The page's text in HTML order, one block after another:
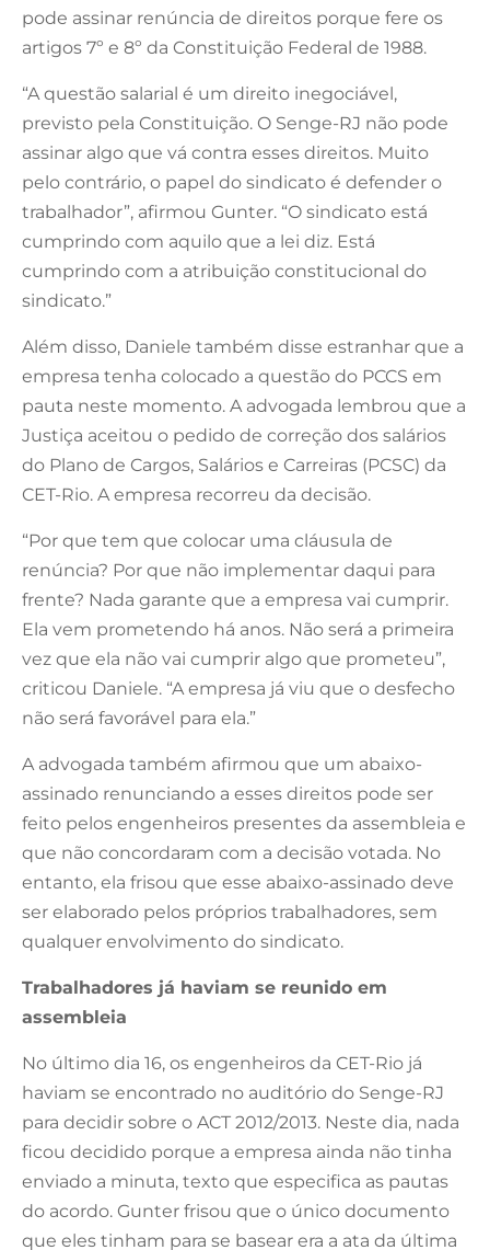
pode assinar renúncia de direitos porque fere os
artigos 7º e 8º da Constituição Federal de 1988.
“A questão salarial é um direito inegociável,
previsto pela Constituição. O Senge-RJ não pode
assinar algo que vá contra esses direitos. Muito
pelo contrário, o papel do sindicato é defender o
trabalhador”, afirmou Gunter. “O sindicato está
cumprindo com aquilo que a lei diz. Está
cumprindo com a atribuição constitucional do
sindicato.”
Além disso, Daniele também disse estranhar que a
empresa tenha colocado a questão do PCCS em
pauta neste momento. A advogada lembrou que a
Justiça aceitou o pedido de correção dos salários
do Plano de Cargos, Salários e Carreiras (PCSC) da
CET-Rio. A empresa recorreu da decisão.
“Por que tem que colocar uma cláusula de
renúncia? Por que não implementar daqui para
frente? Nada garante que a empresa vai cumprir.
Ela vem prometendo há anos. Não será a primeira
vez que ela não vai cumprir algo que prometeu”,
criticou Daniele. “A empresa já viu que o desfecho
não será favorável para ela.”
A advogada também afirmou que um abaixo-
assinado renunciando a esses direitos pode ser
feito pelos engenheiros presentes da assembleia e
que não concordaram com a decisão votada. No
entanto, ela frisou que esse abaixo-assinado deve
ser elaborado pelos próprios trabalhadores, sem
qualquer envolvimento do sindicato.
Trabalhadores já haviam se reunido em
assembleia
No último dia 16, os engenheiros da CET-Rio já
haviam se encontrado no auditório do Senge-RJ
para decidir sobre o ACT 2012/2013. Neste dia, nada
ficou decidido porque a empresa ainda não tinha
enviado a minuta, texto que especifica as pautas
do acordo. Gunter frisou que o único documento
que eles tinham para se basear era a ata da última